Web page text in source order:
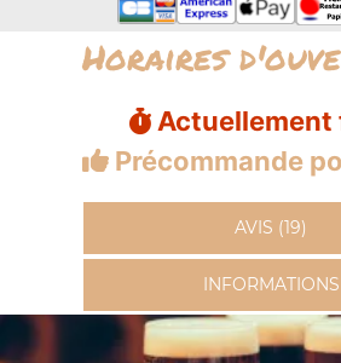
Horaires
Actuellement
Précommande
AVIS (19)
INFORMATIONS